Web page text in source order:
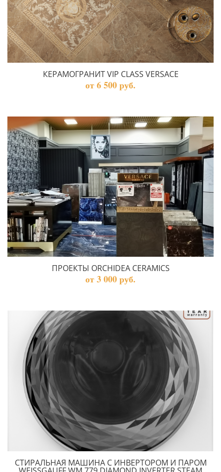
КЕРАМОГРАНИТ VIP CLASS VERSACE
от 6 500 руб.
ПРОЕКТЫ ORCHIDEA CERAMICS
от 3 000 руб.
CТИРАЛЬНАЯ МАШИНА С ИНВЕРТОРОМ И ПАРОМ